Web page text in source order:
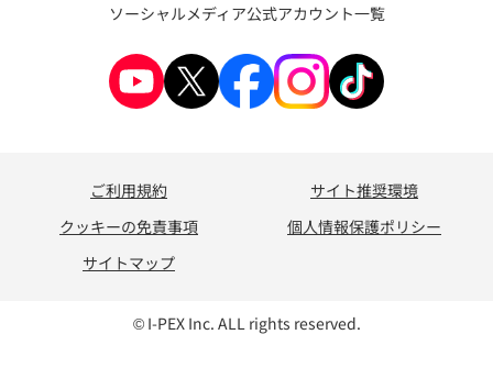
ソーシャルメディア公式アカウント一覧
ご利用規約
サイト推奨環境
クッキーの免責事項
個人情報保護ポリシー
サイトマップ
© I-PEX Inc. ALL rights reserved.